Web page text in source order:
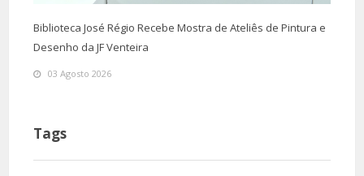
Biblioteca José Régio Recebe Mostra de Ateliês de Pintura e
Desenho da JF Venteira
03 Agosto 2026
Tags